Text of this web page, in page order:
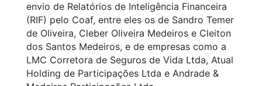
envio de Relatórios de Inteligência Financeira
(RIF) pelo Coaf, entre eles os de Sandro Temer
de Oliveira, Cleber Oliveira Medeiros e Cleiton
dos Santos Medeiros, e de empresas como a
LMC Corretora de Seguros de Vida Ltda, Atual
Holding de Participações Ltda e Andrade &